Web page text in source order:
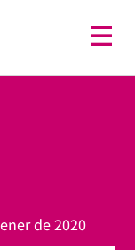
de 2020